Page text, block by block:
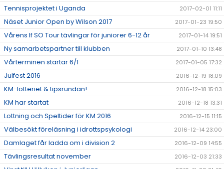
Tennisprojektet i Uganda 2017-02-01 11:11
Näset Junior Open by Wilson 2017 2017-01-23 19:50
Vårens If SO Tour tävlingar för juniorer 6-12 år 2017-01-14 19:51
Ny samarbetspartner till klubben 2017-01-10 13:48
Vårterminen startar 6/1 2017-01-05 17:32
Julfest 2016 2016-12-19 18:09
KM-lotteriet & tipsrundan! 2016-12-18 15:03
KM har startat 2016-12-18 13:31
Lottning och Speltider för KM 2016 2016-12-15 11:15
Välbesökt föreläsning i idrottspsykologi 2016-12-14 23:00
Damlaget får ladda om i division 2 2016-12-09 14:55
Tävlingsresultat november 2016-12-03 21:33